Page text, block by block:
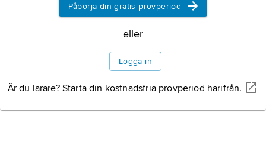
Påbörja din gratis provperiod
eller
Logga in
Är du lärare? Starta din kostnadsfria provperiod härifrån.